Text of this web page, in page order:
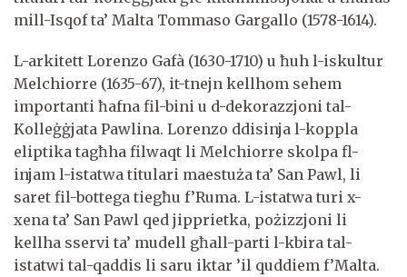
mill-Isqof ta’ Malta Tommaso Gargallo (1578-1614).
L-arkitett Lorenzo Gafà (1630-1710) u ħuh l-iskultur
Melchiorre (1635-67), it-tnejn kellhom sehem
importanti ħafna fil-bini u d-dekorazzjoni tal-
Kolleġġjata Pawlina. Lorenzo ddisinja l-koppla
eliptika tagħha filwaqt li Melchiorre skolpa fl-
injam l-istatwa titulari maestuża ta’ San Pawl, li
saret fil-bottega tiegħu f’Ruma. L-istatwa turi x-
xena ta’ San Pawl qed jipprietka, pożizzjoni li
kellha sservi ta’ mudell għall-parti l-kbira tal-
istatwi tal-qaddis li saru iktar ’il quddiem f’Malta.